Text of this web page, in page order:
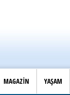
MAGAZİN YAŞAM